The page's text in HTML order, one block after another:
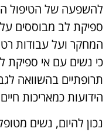
להשפעה של הטיפול
ספיקת לב מבוססים
המחקר ועל עבודות
כי נשים עם אי ספיקת
תרופתיים בהשוואה
הידועות כמאריכות
נכון להיום, נשים